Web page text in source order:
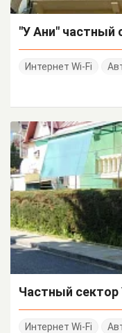
"У Ани" частный
Интернет Wi-Fi
Частный сектор
Интернет Wi-Fi